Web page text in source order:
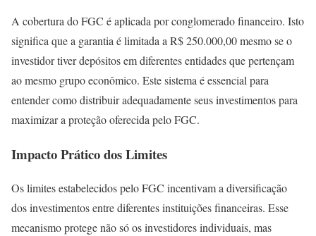
A cobertura do FGC é aplicada por conglomerado financeiro. Isto
significa que a garantia é limitada a R$ 250.000,00 mesmo se o
investidor tiver depósitos em diferentes entidades que pertençam
ao mesmo grupo econômico. Este sistema é essencial para
entender como distribuir adequadamente seus investimentos para
maximizar a proteção oferecida pelo FGC.
Impacto Prático dos Limites
Os limites estabelecidos pelo FGC incentivam a diversificação
dos investimentos entre diferentes instituições financeiras. Esse
mecanismo protege não só os investidores individuais, mas